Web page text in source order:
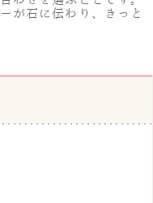
が石に伝わり、きっと